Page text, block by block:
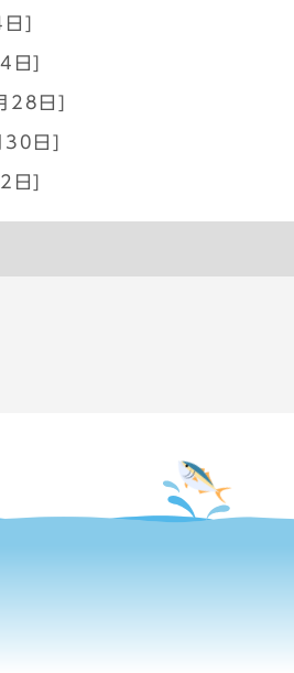
]
日]
28日]
日]
日]